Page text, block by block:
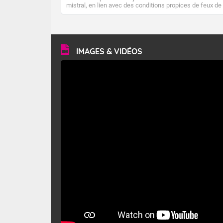
mistral, en lien avec des conditions propices de feux de
forêt. Mais qu'est-ce que le mistral ? Quelles sont ses
vitesse moyenne de 50 km/h et atteindre 80 à 100 km/h
en rafales, parfois davantage. Il parcourt la basse vallée
du Rhône et la Provence et envahit le littoral
méditerranéen à partir de la Camargue.
IMAGES & VIDÉOS